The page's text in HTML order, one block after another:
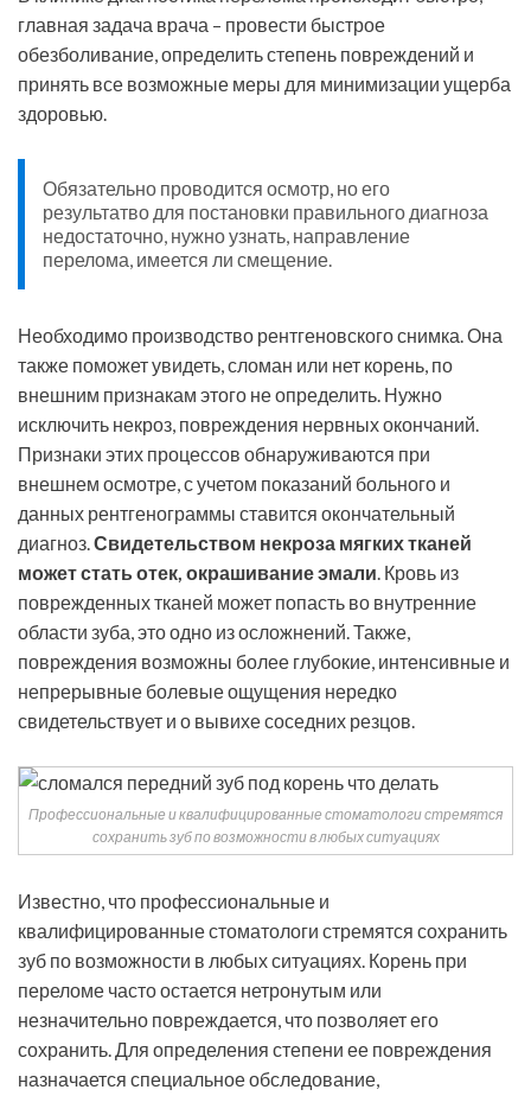
главная задача врача – провести быстрое
обезболивание, определить степень повреждений и
принять все возможные меры для минимизации ущерба
здоровью.
Обязательно проводится осмотр, но его
результатво для постановки правильного диагноза
недостаточно, нужно узнать, направление
перелома, имеется ли смещение.
Необходимо производство рентгеновского снимка. Она
также поможет увидеть, сломан или нет корень, по
внешним признакам этого не определить. Нужно
исключить некроз, повреждения нервных окончаний.
Признаки этих процессов обнаруживаются при
внешнем осмотре, с учетом показаний больного и
данных рентгенограммы ставится окончательный
диагноз.Свидетельством некроза мягких тканей
может стать отек, окрашивание эмали. Кровь из
поврежденных тканей может попасть во внутренние
области зуба, это одно из осложнений. Также,
повреждения возможны более глубокие, интенсивные и
непрерывные болевые ощущения нередко
свидетельствует и о вывихе соседних резцов.
Профессиональные и квалифицированные стоматологи стремятся
сохранить зуб по возможности в любых ситуациях
Известно, что профессиональные и
квалифицированные стоматологи стремятся сохранить
зуб по возможности в любых ситуациях. Корень при
переломе часто остается нетронутым или
незначительно повреждается, что позволяет его
сохранить. Для определения степени ее повреждения
назначается специальное обследование,